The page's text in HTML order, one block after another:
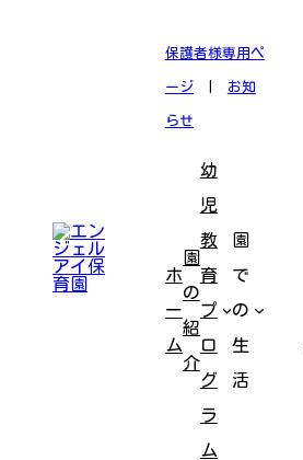
保護者様専用ペ
ージ| お知
らせ
ホ
ー
ム
園
の
紹
介
幼
児
教
育
プ
ロ
グ
ラ
ム
園
で
の
生
活